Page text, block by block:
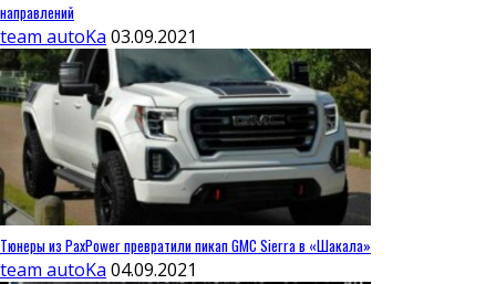
направлений
team autoKa 03.09.2021
Тюнеры из PaxPower превратили пикап GMC Sierra в «Шакала»
team autoKa 04.09.2021